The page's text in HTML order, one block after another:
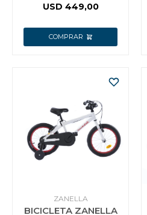
USD 449,00
ZANELLA
BICICLETA ZANELLA